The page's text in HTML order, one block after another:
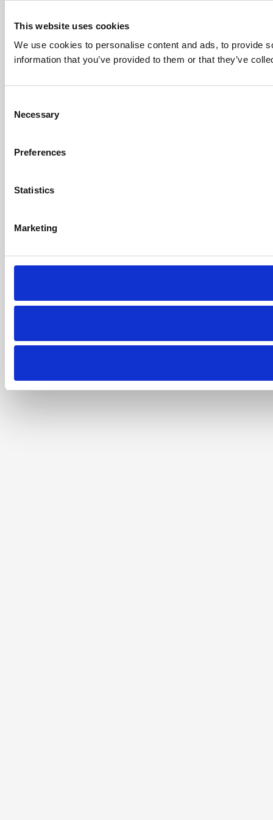
This website uses cookies
We use cookies to personalise content and ads, to provide
information that you’ve provided to them or that they’ve
Selection
Necessary
Preferences
Statistics
Marketing